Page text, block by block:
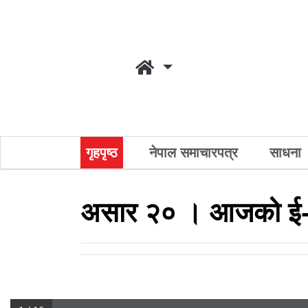
गृहपृष्ठ नेपाल समाचारपत्र साधना
असार २० । आजको